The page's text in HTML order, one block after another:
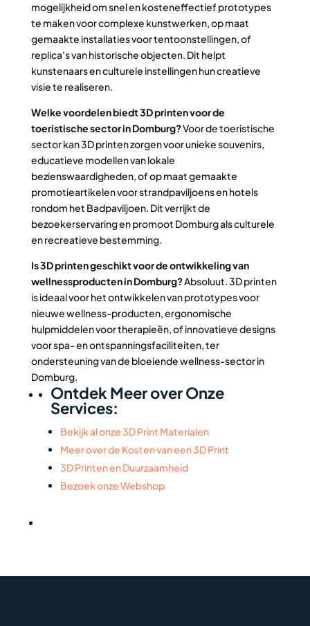
mogelijkheid om snel en kosteneffectief prototypes
te maken voor complexe kunstwerken, op maat
gemaakte installaties voor tentoonstellingen, of
replica's van historische objecten. Dit helpt
kunstenaars en culturele instellingen hun creatieve
visie te realiseren.
Welke voordelen biedt 3D printen voor de
toeristische sector in Domburg?Voor de toeristische
sector kan 3D printen zorgen voor unieke souvenirs,
educatieve modellen van lokale
bezienswaardigheden, of op maat gemaakte
promotieartikelen voor strandpaviljoens en hotels
rondom het Badpaviljoen. Dit verrijkt de
bezoekerservaring en promoot Domburg als culturele
en recreatieve bestemming.
Is 3D printen geschikt voor de ontwikkeling van
wellnessproducten in Domburg?Absoluut. 3D printen
is ideaal voor het ontwikkelen van prototypes voor
nieuwe wellness-producten, ergonomische
hulpmiddelen voor therapieën, of innovatieve designs
voor spa- en ontspanningsfaciliteiten, ter
ondersteuning van de bloeiende wellness-sector in
Domburg.
Ontdek Meer over Onze
Services:
Bekijk al onze 3D Print Materialen
Meer over de Kosten van een 3D Print
3D Printen en Duurzaamheid
Bezoek onze Webshop